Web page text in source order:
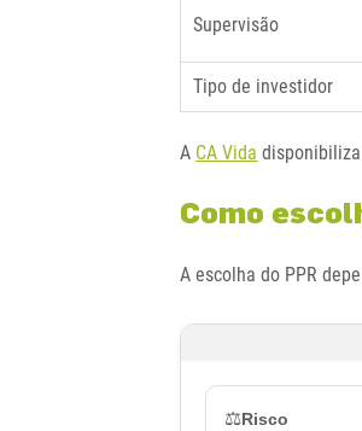
Supervisão
Tipo de investidor
A CA Vida
Como
A escolha do PPR
⚖️Risco